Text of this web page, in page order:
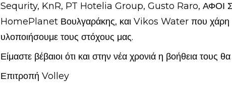
Sequrity, KnR, PT Hotelia Group, Gusto Raro, ΑΦΟΙ
HomePlanet Βουλγαράκης, και Vikos Water που χάρη
υλοποιήσουμε τους στόχους μας.
Είμαστε βέβαιοι ότι και στην νέα χρονιά η βοήθεια τους
Επιτροπή Volley